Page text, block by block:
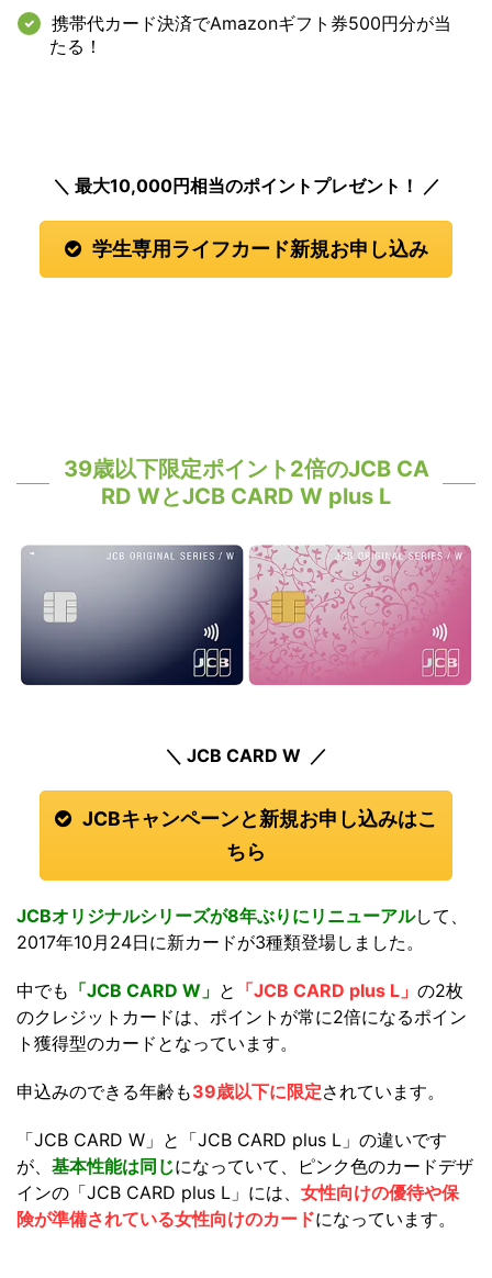
携帯代カード決済でAmazonギフト券500円分が当
たる！
＼ 最大10,000円相当のポイントプレゼント！ ／
学生専用ライフカード新規お申し込み
39歳以下限定ポイント2倍のJCB CA
RD WとJCB CARD W plus L
＼ JCB CARD W ／
JCBキャンペーンと新規お申し込みはこ
ちら
JCBオリジナルシリーズが8年ぶりにリニューアルして、
2017年10月24日に新カードが3種類登場しました。
中でも 「JCB CARD W」 と 「JCB CARD plus L」 の2枚
のクレジットカードは、ポイントが常に2倍になるポイン
ト獲得型のカードとなっています。
申込みのできる年齢も39歳以下に限定されています。
「JCB CARD W」と「JCB CARD plus L」の違いです
が、 基本性能は同じになっていて、ピンク色のカードデザ
インの「JCB CARD plus L」には、 女性向けの優待や保
険が準備されている女性向けのカードになっています。